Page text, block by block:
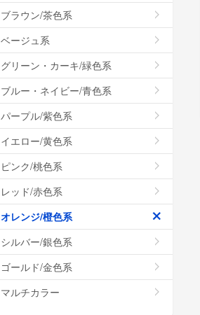
ブラウン/茶色系
ベージュ系
グリーン・カーキ/緑色系
ブルー・ネイビー/青色系
パープル/紫色系
イエロー/黄色系
ピンク/桃色系
レッド/赤色系
オレンジ/橙色系
シルバー/銀色系
ゴールド/金色系
マルチカラー